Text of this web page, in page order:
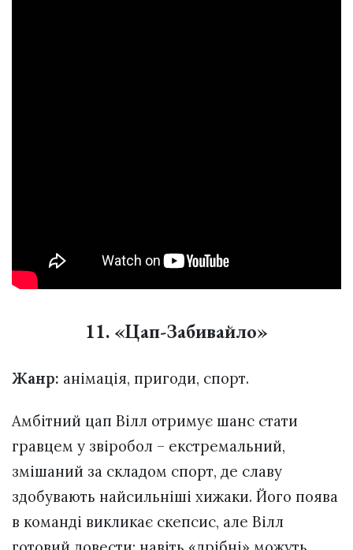
11. «Цап-Забивайло»
Жанр: анімація, пригоди, спорт.
Амбітний цап Вілл отримує шанс стати
гравцем у звіробол – екстремальний,
змішаний за складом спорт, де славу
здобувають найсильніші хижаки. Його поява
в команді викликає скепсис, але Вілл